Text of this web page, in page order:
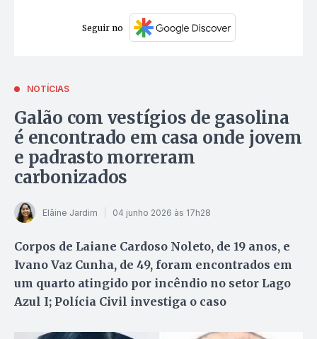
Seguir no
NOTÍCIAS
Galão com vestígios de gasolina
é encontrado em casa onde jovem
e padrasto morreram
carbonizados
Elâine Jardim 04 junho 2026 às 17h28
Corpos de Laiane Cardoso Noleto, de 19 anos, e
Ivano Vaz Cunha, de 49, foram encontrados em
um quarto atingido por incêndio no setor Lago
Azul I; Polícia Civil investiga o caso